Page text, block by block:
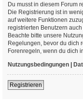
Du musst in diesem Forum
Die Registrierung ist in
auf weitere Funktionen
registrierten Benutzern
Beachte bitte unsere
Regelungen, bevor du dich
Forenregeln, wenn du dich
Nutzungsbedingungen |
Registrieren